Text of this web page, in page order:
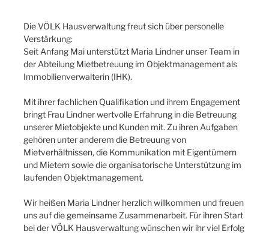
Die VÖLK Hausverwaltung freut sich über personelle
Verstärkung:
Seit Anfang Mai unterstützt Maria Lindner unser Team in
der Abteilung Mietbetreuung im Objektmanagement als
Immobilienverwalterin (IHK).
Mit ihrer fachlichen Qualifikation und ihrem Engagement
bringt Frau Lindner wertvolle Erfahrung in die Betreuung
unserer Mietobjekte und Kunden mit. Zu ihren Aufgaben
gehören unter anderem die Betreuung von
Mietverhältnissen, die Kommunikation mit Eigentümern
und Mietern sowie die organisatorische Unterstützung im
laufenden Objektmanagement.
Wir heißen Maria Lindner herzlich willkommen und freuen
uns auf die gemeinsame Zusammenarbeit. Für ihren Start
bei der VÖLK Hausverwaltung wünschen wir ihr viel Erfolg